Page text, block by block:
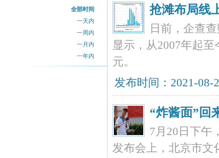
全部时间
一天内
一周内
一月内
一年内
抢滩布局线
日前，企查
显示，从2007年起
元。
发布时间：2021-
“炸酱面”回
7月20日下午
发布会上，北京市文